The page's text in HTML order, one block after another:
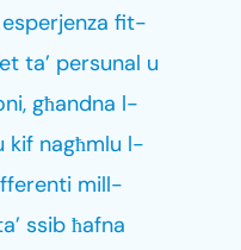
esperjenza fit-
ta’ persunal u
għandna l-
kif nagħmlu l-
mill-
ssib ħafna